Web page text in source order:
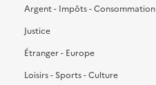
Argent - Impôts - Consommation
Justice
Étranger - Europe
Loisirs - Sports - Culture